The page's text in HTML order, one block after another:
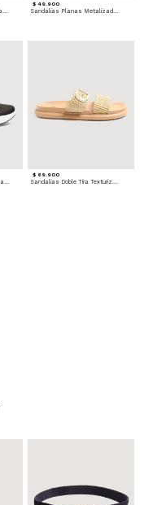
Botines con Suela Gruesa Elastizada
$ 49.900
Sandalias Planas Metalizadas
Tenis Deportivas con Brillos para mujer
$ 69.900
Sandalias Doble Tira Texturizada